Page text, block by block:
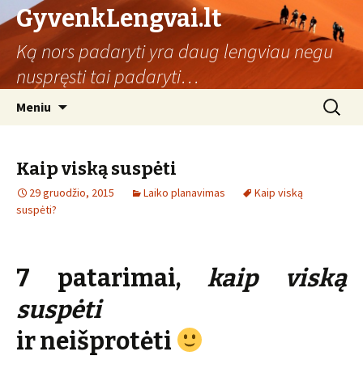
GyvenkLengvai.lt
Ką nors padaryti yra daug lengviau negu
nuspręsti tai padaryti…
Meniu Ieškoti:
Kaip viską suspėti
29 gruodžio, 2015 Laiko planavimas
Kaip viską
suspėti?
7 patarimai,kaip viską
suspėti
ir neišprotėti